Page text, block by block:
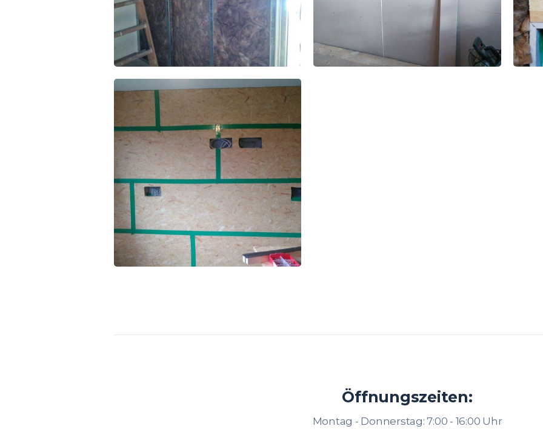
Öffnungszeiten:
Montag - Donnerstag: 7:00 - 16:00 Uhr